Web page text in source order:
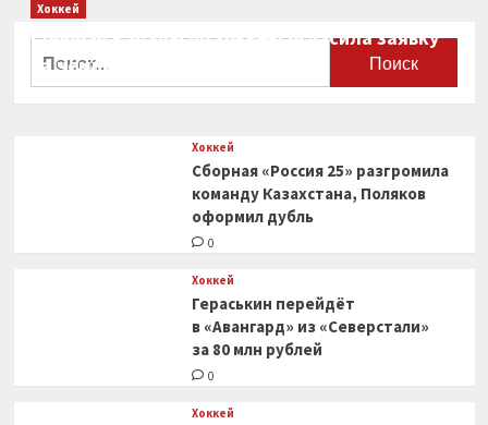
Хоккей
Сборная Канады по хоккею огласила заявку
на чемпионат мира
Хоккей
Сборная «Россия 25» разгромила
команду Казахстана, Поляков
оформил дубль
0
Хоккей
Гераськин перейдёт
в «Авангард» из «Северстали»
за 80 млн рублей
0
Хоккей